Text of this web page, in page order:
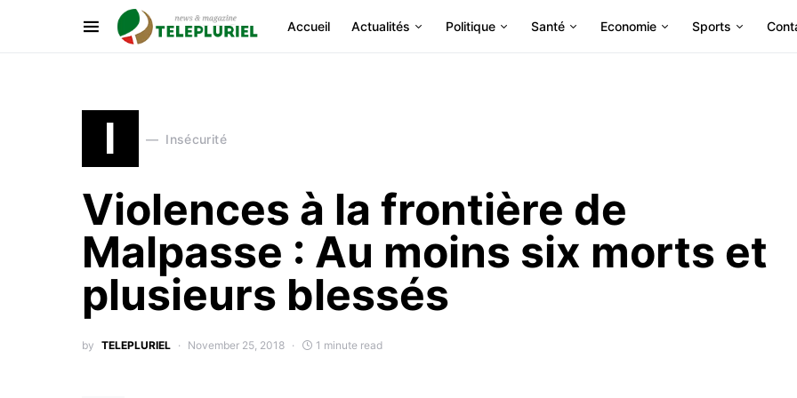
Accueil Actualités Politique Santé Economie Sports
I Insécurité
Violences à la frontière de
Malpasse : Au moins six morts et
plusieurs blessés
by TELEPLURIEL November 25, 2018 1 minute read